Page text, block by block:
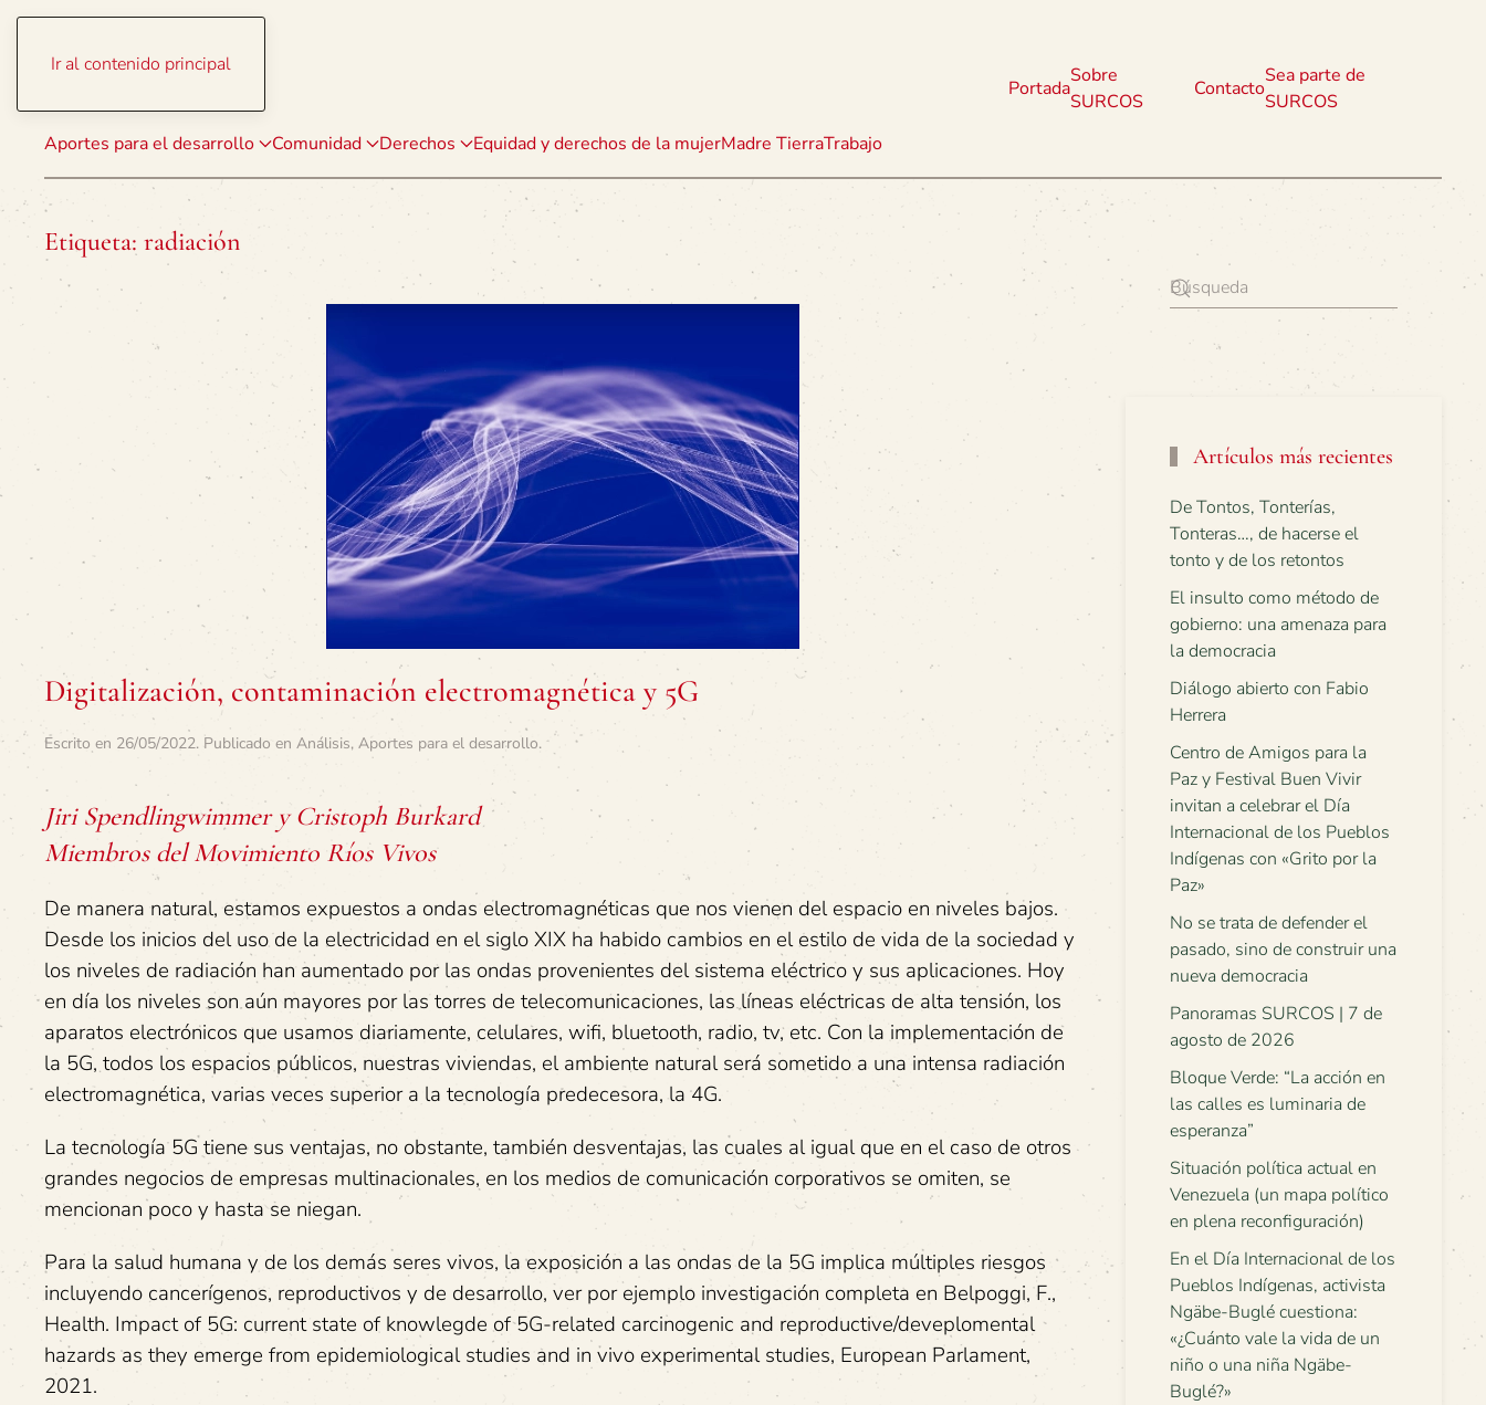
Ir al contenido principal
Aportes para el desarrollo Comunidad Derechos Equidad y derechos de la mujerMadre TierraTrabajo
Portada
Sobre
SURCOS
Contacto
Sea parte de
SURCOS
Etiqueta: radiación
Digitalización, contaminación electromagnética y 5G
Escrito en 26/05/2022. Publicado en Análisis, Aportes para el desarrollo.
Jiri Spendlingwimmer y Cristoph Burkard
Miembros del Movimiento Ríos Vivos
De manera natural, estamos expuestos a ondas electromagnéticas que nos vienen del espacio en niveles bajos.
Desde los inicios del uso de la electricidad en el siglo XIX ha habido cambios en el estilo de vida de la sociedad y
los niveles de radiación han aumentado por las ondas provenientes del sistema eléctrico y sus aplicaciones. Hoy
en día los niveles son aún mayores por las torres de telecomunicaciones, las líneas eléctricas de alta tensión, los
aparatos electrónicos que usamos diariamente, celulares, wifi, bluetooth, radio, tv, etc. Con la implementación de
la 5G, todos los espacios públicos, nuestras viviendas, el ambiente natural será sometido a una intensa radiación
electromagnética, varias veces superior a la tecnología predecesora, la 4G.
La tecnología 5G tiene sus ventajas, no obstante, también desventajas, las cuales al igual que en el caso de otros
grandes negocios de empresas multinacionales, en los medios de comunicación corporativos se omiten, se
mencionan poco y hasta se niegan.
Para la salud humana y de los demás seres vivos, la exposición a las ondas de la 5G implica múltiples riesgos
incluyendo cancerígenos, reproductivos y de desarrollo, ver por ejemplo investigación completa en Belpoggi, F.,
Health. Impact of 5G: current state of knowlegde of 5G-related carcinogenic and reproductive/deveplomental
hazards as they emerge from epidemiological studies and in vivo experimental studies, European Parlament,
2021.
Artículos más recientes
De Tontos, Tonterías,
Tonteras…, de hacerse el
tonto y de los retontos
El insulto como método de
gobierno: una amenaza para
la democracia
Diálogo abierto con Fabio
Herrera
Centro de Amigos para la
Paz y Festival Buen Vivir
invitan a celebrar el Día
Internacional de los Pueblos
Indígenas con «Grito por la
Paz»
No se trata de defender el
pasado, sino de construir una
nueva democracia
Panoramas SURCOS | 7 de
agosto de 2026
Bloque Verde: “La acción en
las calles es luminaria de
esperanza”
Situación política actual en
Venezuela (un mapa político
en plena reconfiguración)
En el Día Internacional de los
Pueblos Indígenas, activista
Ngäbe-Buglé cuestiona:
«¿Cuánto vale la vida de un
niño o una niña Ngäbe-
Buglé?»